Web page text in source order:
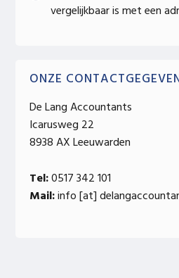
vergelijkbaar is met een
ONZE
De Lang Accountants
Icarusweg 22
8938 AX Leeuwarden
Tel:0517 342 101
Mail:info [at]